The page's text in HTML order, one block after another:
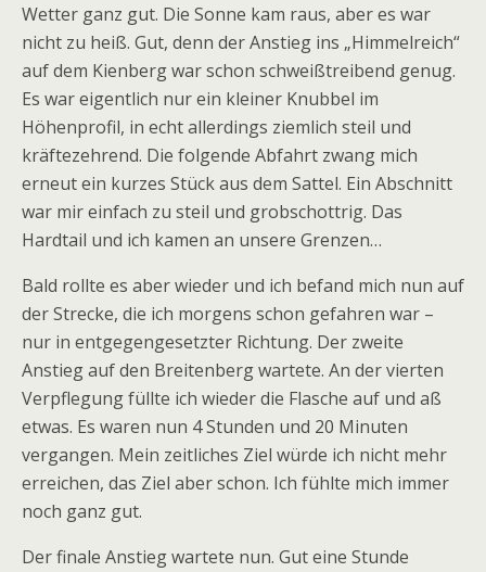
Wetter ganz gut. Die Sonne kam raus, aber es war
nicht zu heiß. Gut, denn der Anstieg ins „Himmelreich“
auf dem Kienberg war schon schweißtreibend genug.
Es war eigentlich nur ein kleiner Knubbel im
Höhenprofil, in echt allerdings ziemlich steil und
kräftezehrend. Die folgende Abfahrt zwang mich
erneut ein kurzes Stück aus dem Sattel. Ein Abschnitt
war mir einfach zu steil und grobschottrig. Das
Hardtail und ich kamen an unsere Grenzen…
Bald rollte es aber wieder und ich befand mich nun auf
der Strecke, die ich morgens schon gefahren war –
nur in entgegengesetzter Richtung. Der zweite
Anstieg auf den Breitenberg wartete. An der vierten
Verpflegung füllte ich wieder die Flasche auf und aß
etwas. Es waren nun 4 Stunden und 20 Minuten
vergangen. Mein zeitliches Ziel würde ich nicht mehr
erreichen, das Ziel aber schon. Ich fühlte mich immer
noch ganz gut.
Der finale Anstieg wartete nun. Gut eine Stunde